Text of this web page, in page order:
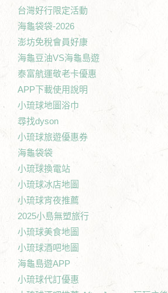
台灣好行限定活動
海龜袋袋-2026
澎坊免稅會員好康
海龜豆油VS海龜島遊
泰富航運敬老卡優惠
APP下載使用說明
小琉球地圖浴巾
尋找dyson
小琉球旅遊優惠券
海龜袋袋
小琉球換電站
小琉球冰店地圖
小琉球宵夜推薦
2025小島無塑旅行
小琉球美食地圖
小琉球酒吧地圖
海龜島遊APP
小琉球代訂優惠